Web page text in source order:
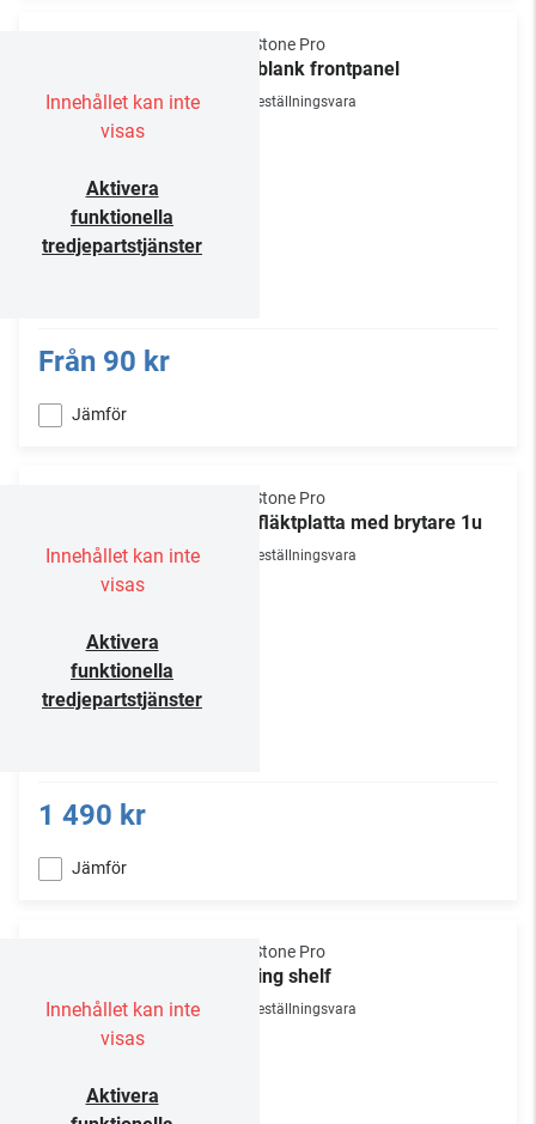
Innehållet kan inte
visas
Aktivera
funktionella
tredjepartstjänster
NorStone Pro
19" blank frontpanel
Beställningsvara
Från 90 kr
Jämför
Innehållet kan inte
visas
Aktivera
funktionella
tredjepartstjänster
NorStone Pro
19" fläktplatta med brytare 1u
Beställningsvara
1 490 kr
Jämför
Innehållet kan inte
visas
Aktivera
NorStone Pro
Sliding shelf
Beställningsvara